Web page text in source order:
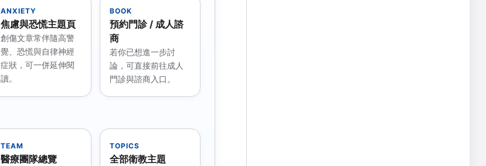
ANXIETY
焦慮與恐慌主題頁
創傷文章常伴隨高警
覺、恐慌與自律神經
症狀，可一併延伸閱
讀。
BOOK
預約門診 / 成人諮
商
若你已想進一步討
論，可直接前往成人
門診與諮商入口。
TEAM
醫療團隊總覽
TOPICS
全部衛教主題